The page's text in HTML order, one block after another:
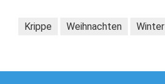
Krippe Weihnachten Winter